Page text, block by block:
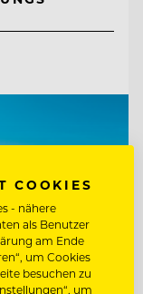
COOKIES
- nähere
als Benutzer
am Ende
um Cookies
besuchen zu
um